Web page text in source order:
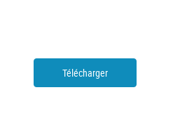
Télécharger